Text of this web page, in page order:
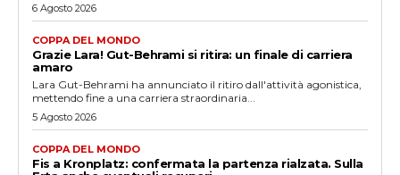
6 Agosto 2026
COPPA DEL MONDO
Grazie Lara! Gut-Behrami si ritira: un finale di carriera
amaro
Lara Gut-Behrami ha annunciato il ritiro dall'attività agonistica,
mettendo fine a una carriera straordinaria...
5 Agosto 2026
COPPA DEL MONDO
Fis a Kronplatz: confermata la partenza rialzata. Sulla